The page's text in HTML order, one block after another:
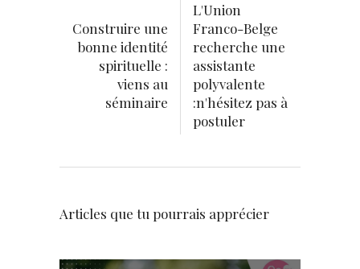
Construire une
bonne identité
spirituelle :
viens au
séminaire
L'Union
Franco-Belge
recherche une
assistante
polyvalente
:n'hésitez pas à
postuler
Articles que tu pourrais apprécier